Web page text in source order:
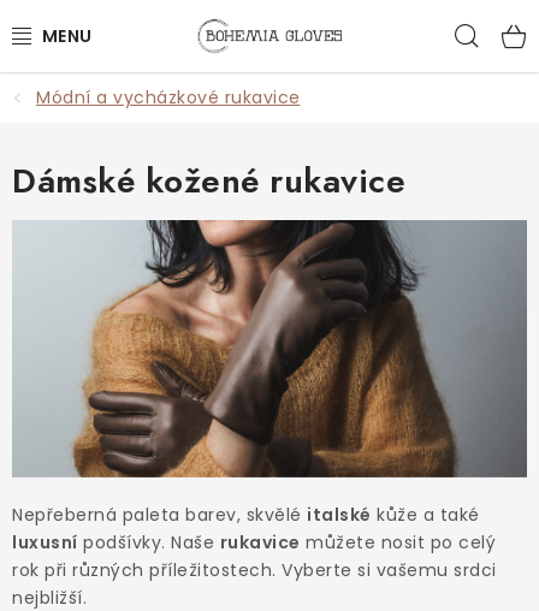
na
ŽENY
MUŽI
DOPLŇKY
DÁRKOVÉ POUKAZY
OUTLET
VŠECHNY PRODUKTY
Doprava a platba Vrácení a výměna
O nákupu
O rukavicích
O nás Blog Prodejny
Klub BG
Módní a vycházkové rukavice
Dámské kožené rukavice
Nepřeberná paleta barev, skvělé italské kůže a také
luxusní podšívky. Naše rukavice můžete nosit po celý
rok při různých příležitostech. Vyberte si vašemu srdci
nejbližší.